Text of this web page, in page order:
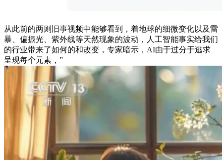
从此前的两则旧事视频中能够看到，着地球的细微变化以及雷
暴、偏振光、紫外线等天然现象的波动，人工智能事实给我们
的行业带来了如何的和改变，专家暗示，AI由于过分于逃求
呈现每个元素，”